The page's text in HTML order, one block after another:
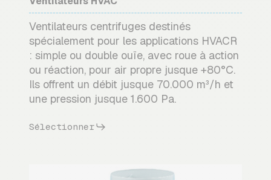
Ventilateurs centrifuges destinés
spécialement pour les applications HVACR
: simple ou double ouïe, avec roue à action
ou réaction, pour air propre jusque +80°C.
Ils offrent un débit jusque 70.000 m³/h et
une pression jusque 1.600 Pa.
Sélectionner